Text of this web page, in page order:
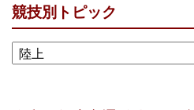
競技別トピック